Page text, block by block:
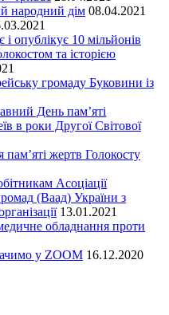
народний дім 08.04.2021
опублікує 10 мільйонів
та історією
громаду Буковини із
День пам’яті
в роки Другої Світової
жертв Голокосту
Асоціації
(Ваад) України з
13.01.2021
обладнання проти
у ZOOM 16.12.2020